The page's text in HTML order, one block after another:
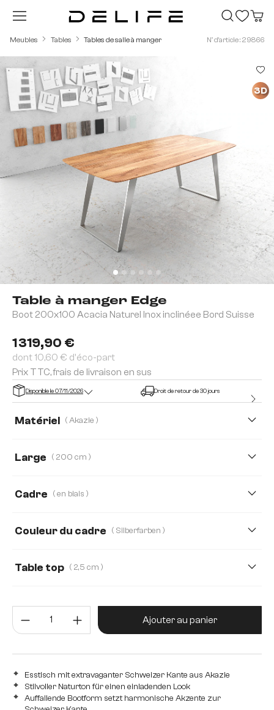
Passer au contenu principal
Meubles Tables Tables de salle à manger N° d'article : 29866
Table à manger Edge
Boot 200x100 Acacia Naturel Inox inclinéee Bord Suisse
1 319,90 €
dont 10,60 € d'éco-part
Prix TTC, frais de livraison en sus
Disponible le 07/11/2026 Droit de retour de 30 jours
Matériel ( Akazie )
Large ( 200 cm )
Cadre ( en biais )
Couleur du cadre ( Silberfarben )
Table top ( 2,5 cm )
Quantité de produit : Entrez la
Ajouter au panier
Esstisch mit extravaganter Schweizer Kante aus Akazie
Stilvoller Naturton für einen einladenden Look
Auffallende Bootform setzt harmonische Akzente zur
Ignorer la galerie d'images
3D